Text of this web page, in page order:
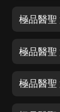
極品醫聖
極品醫聖
極品醫聖